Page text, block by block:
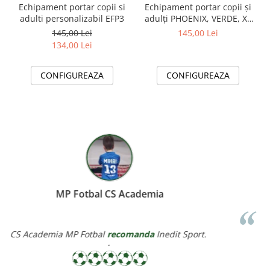
Echipament portar copii si
adulti personalizabil EFP3
145,00 Lei
134,00 Lei
CONFIGUREAZA
Echipament portar copii și
adulți PHOENIX, VERDE, XL
EFP10
145,00 Lei
CONFIGUREAZA
Miereanu Corina
Corina Violeta Miereanrecomanda Inedit Sport.